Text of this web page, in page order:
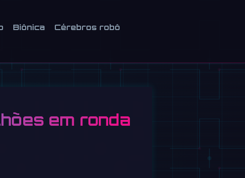
Biônica Cérebros robô
em ronda